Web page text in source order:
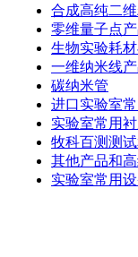
合成高纯二
零维量子点
生物实验耗材
一维纳米线
碳纳米管
进口实验室
实验室常用
牧科百测测
其他产品和高
实验室常用